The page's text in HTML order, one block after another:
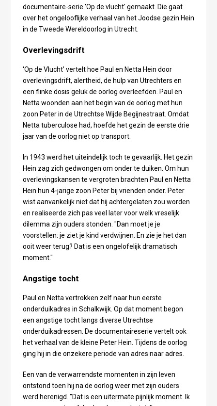
documentaire-serie 'Op de vlucht' gemaakt. Die gaat
over het ongelooflijke verhaal van het Joodse gezin Hein
in de Tweede Wereldoorlog in Utrecht.
Overlevingsdrift
‘Op de Vlucht’ vertelt hoe Paul en Netta Hein door
overlevingsdrift, alertheid, de hulp van Utrechters en
een flinke dosis geluk de oorlog overleefden. Paul en
Netta woonden aan het begin van de oorlog met hun
zoon Peter in de Utrechtse Wijde Begijnestraat. Omdat
Netta tuberculose had, hoefde het gezin de eerste drie
jaar van de oorlog niet op transport.
In 1943 werd het uiteindelijk toch te gevaarlijk. Het gezin
Hein zag zich gedwongen om onder te duiken. Om hun
overlevingskansen te vergroten brachten Paul en Netta
Hein hun 4-jarige zoon Peter bij vrienden onder. Peter
wist aanvankelijk niet dat hij achtergelaten zou worden
en realiseerde zich pas veel later voor welk vreselijk
dilemma zijn ouders stonden. "Dan moet je je
voorstellen: je ziet je kind verdwijnen. En zie je het dan
ooit weer terug? Dat is een ongelofelijk dramatisch
moment."
Angstige tocht
Paul en Netta vertrokken zelf naar hun eerste
onderduikadres in Schalkwijk. Op dat moment begon
een angstige tocht langs diverse Utrechtse
onderduikadressen. De documentaireserie vertelt ook
het verhaal van de kleine Peter Hein. Tijdens de oorlog
ging hij in die onzekere periode van adres naar adres.
Een van de verwarrendste momenten in zijn leven
ontstond toen hij na de oorlog weer met zijn ouders
werd herenigd. "Dat is een uitermate pijnlijk moment. Ik